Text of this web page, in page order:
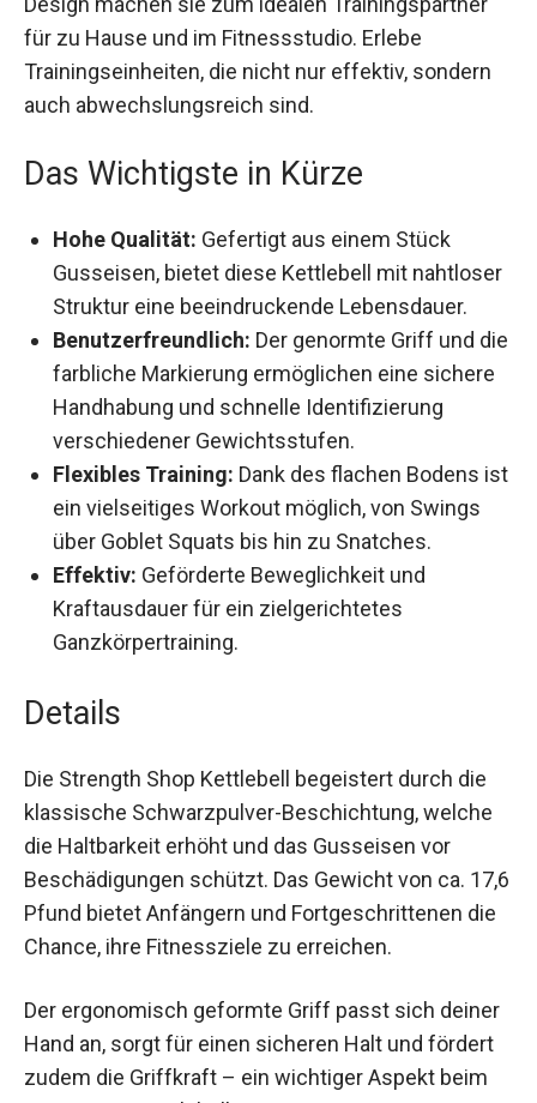
für zu Hause und im Fitnessstudio. Erlebe
Trainingseinheiten, die nicht nur effektiv, sondern
auch abwechslungsreich sind.
Das Wichtigste in Kürze
Gusseisen, bietet diese Kettlebell mit
nahtloser Struktur eine beeindruckende
Lebensdauer.
Benutzerfreundlich: Der genormte Griff und
die farbliche Markierung ermöglichen eine
sichere Handhabung und schnelle
Identifizierung verschiedener
Gewichtsstufen.
Flexibles Training:Dank des flachen Bodens
ist ein vielseitiges Workout möglich, von
Swings über Goblet Squats bis hin zu
Snatches.
Effektiv:Geförderte Beweglichkeit und
Ganzkörpertraining.
Details
Die Strength Shop Kettlebell begeistert durch die
klassische Schwarzpulver-Beschichtung, welche
die Haltbarkeit erhöht und das Gusseisen vor
Beschädigungen schützt. Das Gewicht von ca.
17,6 Pfund bietet Anfängern und
Fortgeschrittenen die Chance, ihre Fitnessziele
zu erreichen.